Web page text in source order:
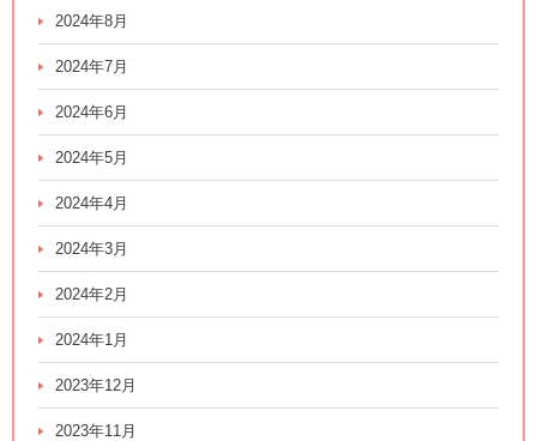
2024年8月
2024年7月
2024年6月
2024年5月
2024年4月
2024年3月
2024年2月
2024年1月
2023年12月
2023年11月